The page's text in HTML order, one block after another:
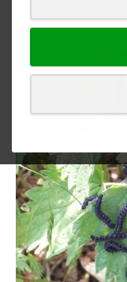
Tagpfauenauge.